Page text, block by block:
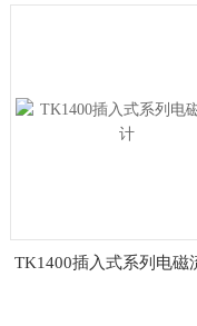
TK1400插入式系列电磁